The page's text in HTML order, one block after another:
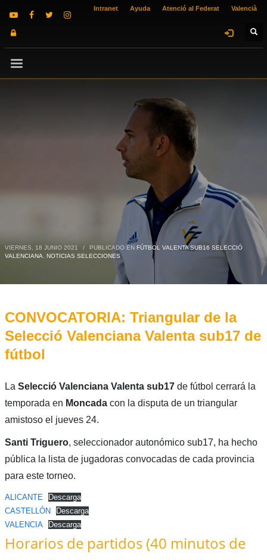
Intranet Ayuda Atenció al Federat Valencià
VIERNES, 18 JUNIO 2021 / PUBLICADO EN FÚTBOL VALENTA SUB16 SELECCIÓ
VALENCIANA, NOTICIAS SELECCIONES
CONVOCATORIA: Triangular de la
Selecció Valenciana Valenta sub17 de
fútbol
La Selecció Valenciana Valenta sub17 de fútbol cerrará la
temporada en Moncadacon la disputa de un triangular
amistoso el jueves 24.
Santi Triguero, seleccionador autonómico sub17, ha hecho
pública la lista de jugadoras convocadas de cada provincia
para este torneo.
ALICANTE
Descarga
CASTELLÓN
Descarga
VALENCIA
Descarga
Horarios de partidos (40 minutos de